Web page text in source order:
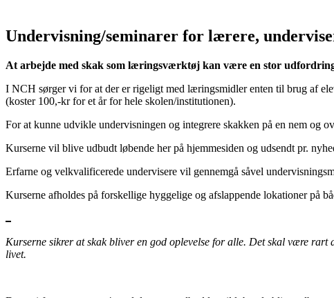
Undervisning/seminarer for lærere,
At arbejde med skak som læringsværktøj kan være en stor
I NCH sørger vi for at der er rigeligt med læringsmidler enten til brug af
(koster 100,-kr for et år for hele skolen/institutionen).
For at kunne udvikle undervisningen og integrere skakken på en nem og
Kurserne vil blive udbudt løbende her på hjemmesiden og udsendt pr.
Erfarne og velkvalificerede undervisere vil gennemgå såvel
Kurserne afholdes på forskellige hyggelige og afslappende lokationer på
Kurserne sikrer at skak bliver en god oplevelse for alle. Det skal være
livet.